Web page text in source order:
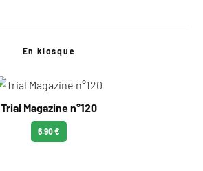
En kiosque
Trial Magazine n°120
6.90 €